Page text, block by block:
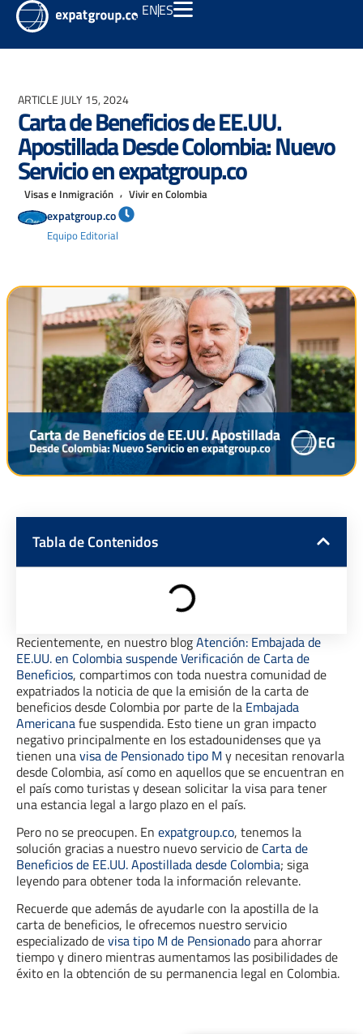
ENES
ARTICLE JULY 15, 2024
Carta de Beneficios de EE.UU.
Apostillada Desde Colombia: Nuevo
Servicio en expatgroup.co
Visas e Inmigración , Vivir en Colombia
expatgroup.co
Equipo Editorial
Tabla de Contenidos
Recientemente, en nuestro blogAtención: Embajada de
EE.UU. en Colombia suspende Verificación de Carta de
Beneficios, compartimos con toda nuestra comunidad de
expatriados la noticia de que la emisión de la carta de
beneficios desde Colombia por parte de la Embajada
Americanafue suspendida. Esto tiene un gran impacto
negativo principalmente en los estadounidenses que ya
tienen unavisa de Pensionado tipo M y necesitan renovarla
desde Colombia, así como en aquellos que se encuentran en
el país como turistas y desean solicitar la visa para tener
una estancia legal a largo plazo en el país.
Pero no se preocupen. En expatgroup.co, tenemos la
solución gracias a nuestro nuevo servicio de Carta de
Beneficios de EE.UU. Apostillada desde Colombia; siga
leyendo para obtener toda la información relevante.
Recuerde que además de ayudarle con la apostilla de la
carta de beneficios, le ofrecemos nuestro servicio
especializado devisa tipo M de Pensionado para ahorrar
tiempo y dinero mientras aumentamos las posibilidades de
éxito en la obtención de su permanencia legal en Colombia.